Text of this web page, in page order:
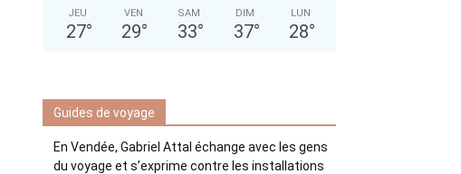
JEU
27°
VEN
29°
SAM
33°
DIM
37°
LUN
28°
Guides de voyage
En Vendée, Gabriel Attal échange avec les gens
du voyage et s’exprime contre les installations